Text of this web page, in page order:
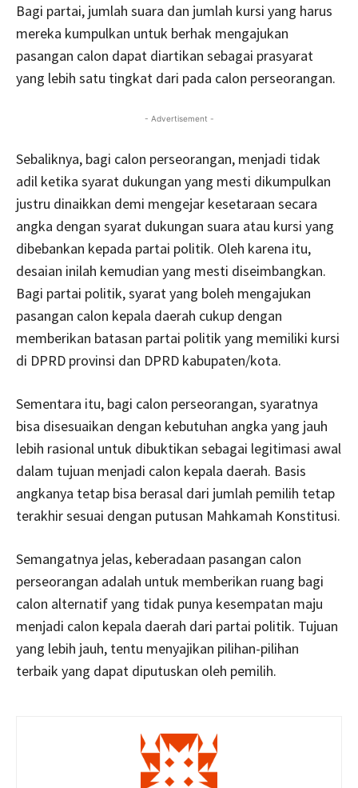
Bagi partai, jumlah suara dan jumlah kursi yang harus
mereka kumpulkan untuk berhak mengajukan
pasangan calon dapat diartikan sebagai prasyarat
yang lebih satu tingkat dari pada calon perseorangan.
- Advertisement -
Sebaliknya, bagi calon perseorangan, menjadi tidak
adil ketika syarat dukungan yang mesti dikumpulkan
justru dinaikkan demi mengejar kesetaraan secara
angka dengan syarat dukungan suara atau kursi yang
dibebankan kepada partai politik. Oleh karena itu,
desaian inilah kemudian yang mesti diseimbangkan.
Bagi partai politik, syarat yang boleh mengajukan
pasangan calon kepala daerah cukup dengan
memberikan batasan partai politik yang memiliki kursi
di DPRD provinsi dan DPRD kabupaten/kota.
Sementara itu, bagi calon perseorangan, syaratnya
bisa disesuaikan dengan kebutuhan angka yang jauh
lebih rasional untuk dibuktikan sebagai legitimasi awal
dalam tujuan menjadi calon kepala daerah. Basis
angkanya tetap bisa berasal dari jumlah pemilih tetap
terakhir sesuai dengan putusan Mahkamah Konstitusi.
Semangatnya jelas, keberadaan pasangan calon
perseorangan adalah untuk memberikan ruang bagi
calon alternatif yang tidak punya kesempatan maju
menjadi calon kepala daerah dari partai politik. Tujuan
yang lebih jauh, tentu menyajikan pilihan-pilihan
terbaik yang dapat diputuskan oleh pemilih.